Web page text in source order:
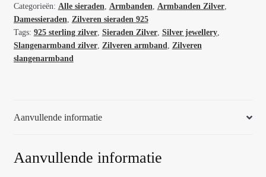
18.5
cm
52347
aantal
Categorieën: Alle sieraden, Armbanden, Armbanden Zilver,
Damessieraden, Zilveren sieraden 925
Tags: 925 sterling zilver, Sieraden Zilver, Silver jewellery,
Slangenarmband zilver, Zilveren armband, Zilveren
slangenarmband
Aanvullende informatie
Aanvullende informatie